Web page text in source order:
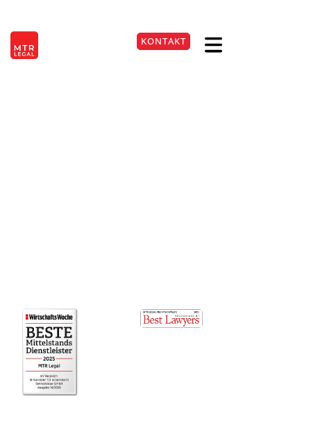
+49 221 9999220 KONTAKT EN